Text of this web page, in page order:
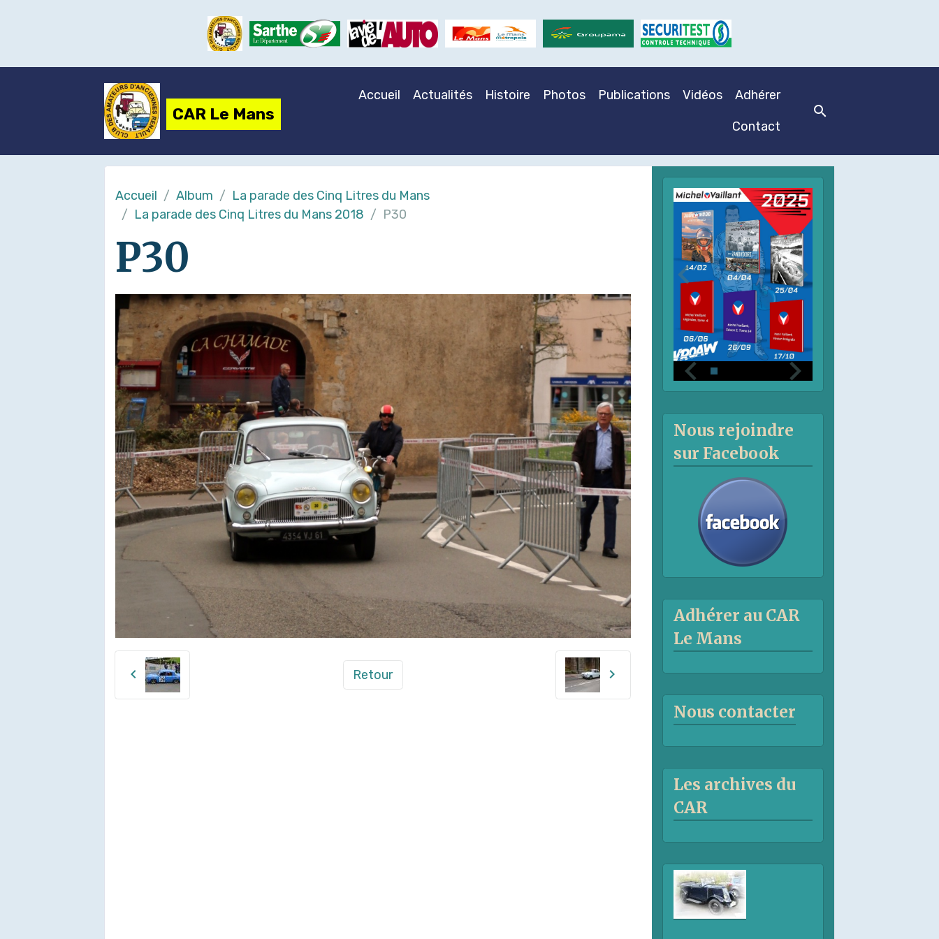
CAR Le Mans
Accueil Actualités Histoire Photos Publications Vidéos Adhérer
Contact
Accueil Album
La parade des Cinq Litres du Mans
La parade des Cinq Litres du Mans 2018
P30
P30
Retour
Nous rejoindre
sur Facebook
Adhérer au CAR
Le Mans
Nous contacter
Les archives du
CAR